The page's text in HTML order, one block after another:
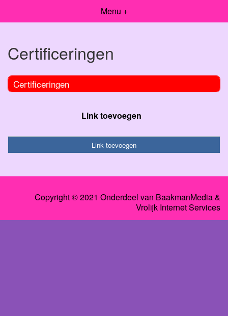
Menu +
Certificeringen
Certificeringen
Link toevoegen
Link toevoegen
Copyright © 2021 Onderdeel van BaakmanMedia&
Vrolijk Internet Services